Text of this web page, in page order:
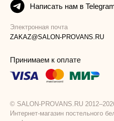
Написать нам в
Электронная почта
ZAKAZ@SALON-PROVANS.RU
Принимаем к оплате
© SALON-PROVANS.RU
Интернет-магазин постельного